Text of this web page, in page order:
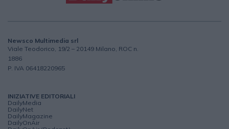
Newsco Multimedia srl
Viale Teodorico, 19/2 – 20149 Milano, ROC n.
1886
P. IVA 06418220965
INIZIATIVE EDITORIALI
DailyMedia
DailyNet
DailyMagazine
DailyOnAir